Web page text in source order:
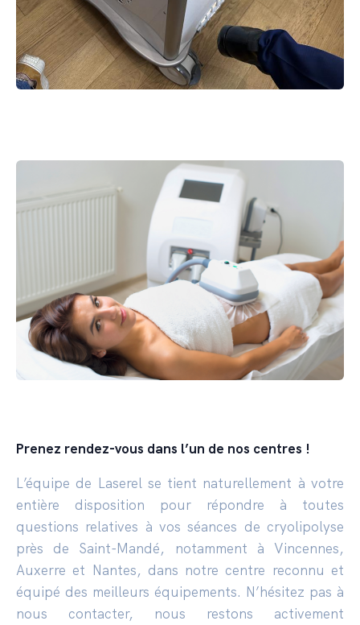
Prenez rendez-vous dans l’un de nos centres !
L’équipe de Laserel se tient naturellement à votre
entière disposition pour répondre à toutes
questions relatives à vos séances de cryolipolyse
près de Saint-Mandé, notamment à Vincennes,
Auxerre et Nantes, dans notre centre reconnu et
équipé des meilleurs équipements. N’hésitez pas à
nous contacter, nous restons activement